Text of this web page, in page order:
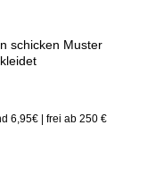
schicken Muster
6,95€ | frei ab 250 €